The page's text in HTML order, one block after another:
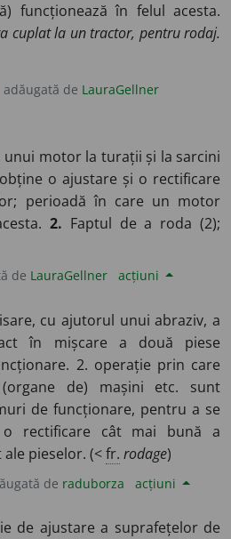
funcționează în felul acesta.
cuplat la un tractor, pentru rodaj.
adăugată de LauraGellner
unui motor la turații și la sarcini
o ajustare și o rectificare
perioadă în care un motor
2. Faptul de a roda (2);
de LauraGellner acțiuni
cu ajutorul unui abraziv, a
în mișcare a două piese
2. operație prin care
(organe de) mașini etc. sunt
de funcționare, pentru a se
rectificare cât mai bună a
pieselor. (<fr. rodage)
de raduborza acțiuni
de ajustare a suprafețelor de